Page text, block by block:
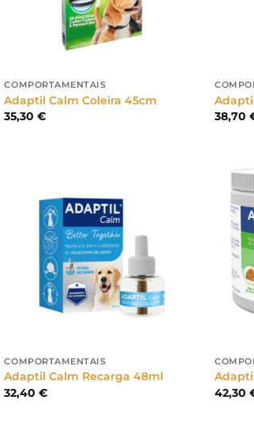
COMPORTAMENTAIS
Adaptil Calm Coleira 45cm
35,30€
38,70
COMPORTAMENTAIS
Adaptil Calm Recarga 48ml
32,40€
42,30